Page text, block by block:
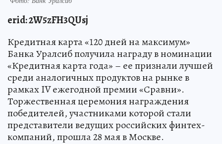
erid: 2W5zFH3QUsj
Кредитная карта «120 дней на максимум»
Банка Уралсиб получила награду в номинации
«Кредитная карта года» – ее признали лучшей
среди аналогичных продуктов на рынке в
рамках IV ежегодной премии «Сравни».
Торжественная церемония награждения
победителей, участниками которой стали
представители ведущих российских финтех-
компаний, прошла 28 мая в Москве.